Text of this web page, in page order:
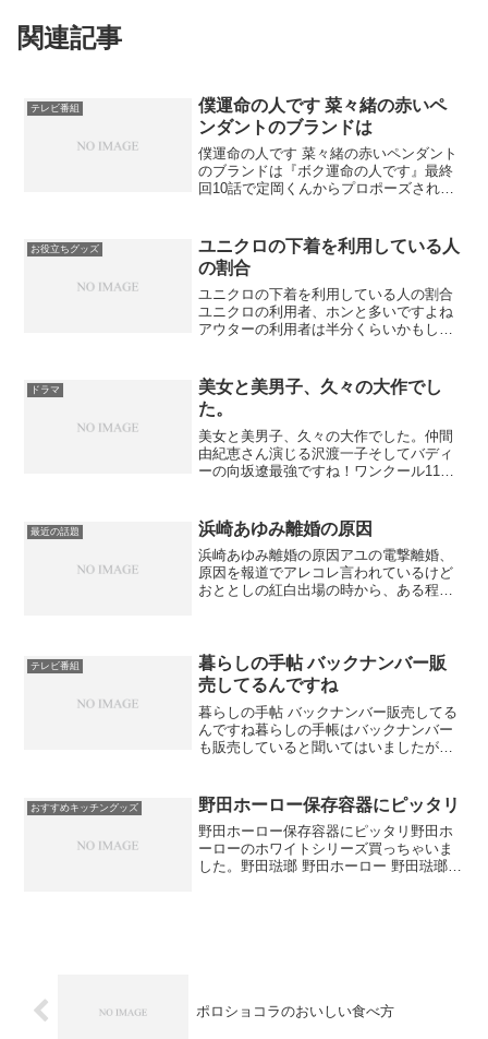
関連記事
テレビ番組
僕運命の人です 菜々緒の赤いペ
ンダントのブランドは
僕運命の人です 菜々緒の赤いペンダント
のブランドは『ボク運命の人です』最終
回10話で定岡くんからプロポーズされる
ーで「アルハンブラ」。【送料、代引手
数料無料】 ◆ 【...
お役立ちグッズ
ユニクロの下着を利用している人
の割合
ユニクロの下着を利用している人の割合
ユニクロの利用者、ホンと多いですよね
アウターの利用者は半分くらいかもしれ
になるのではないでしょうか。最近はシ
ニア層もユニクロ利用者...
ドラマ
美女と美男子、久々の大作でし
た。
美女と美男子、久々の大作でした。仲間
由紀恵さん演じる沢渡一子そしてバディ
ーの向坂遼最強ですね！ワンクール11話
てしかも見ごたえが充分すぎるくらい充
分にあります。中身が...
最近の話題 浜崎あゆみ離婚の原因
浜崎あゆみ離婚の原因アユの電撃離婚、
原因を報道でアレコレ言われているけど
おととしの紅白出場の時から、ある程度
す。年明けに大物女性歌手...
テレビ番組
暮らしの手帖 バックナンバー販
売してるんですね
暮らしの手帖 バックナンバー販売してる
んですね暮らしの手帳はバックナンバー
も販売していると聞いてはいましたが、
ね。もちろん全てではなくて、後世に残
したい、読んでほしいと「...
おすすめキッチングッズ 野田ホーロー保存容器にピッタリ
野田ホーロー保存容器にピッタリ野田ホ
ーローのホワイトシリーズ買っちゃいま
した。野田琺瑯 野田ホーロー 野田琺瑯
ポロショコラのおいしい食べ方